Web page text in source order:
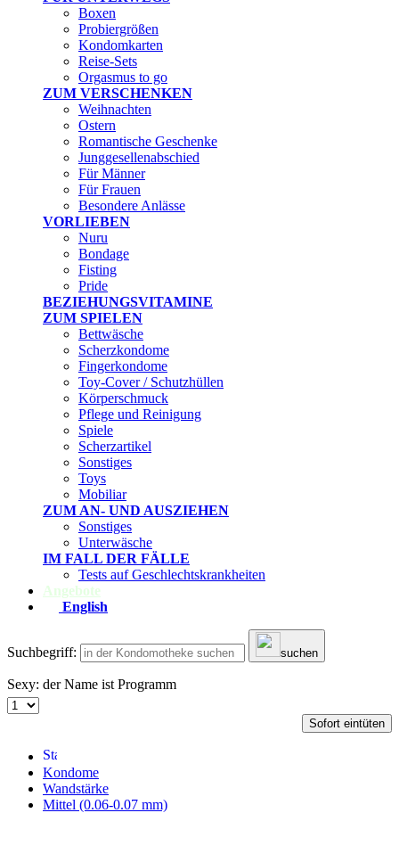
Boxen
Probiergrößen
Kondomkarten
Reise-Sets
Orgasmus to go
ZUM VERSCHENKEN
Weihnachten
Ostern
Romantische Geschenke
Junggesellenabschied
Für Männer
Für Frauen
Besondere Anlässe
VORLIEBEN
Nuru
Bondage
Fisting
Pride
BEZIEHUNGSVITAMINE
ZUM SPIELEN
Bettwäsche
Scherzkondome
Fingerkondome
Toy-Cover / Schutzhüllen
Körperschmuck
Pflege und Reinigung
Spiele
Scherzartikel
Sonstiges
Toys
Mobiliar
ZUM AN- UND AUSZIEHEN
Sonstiges
Unterwäsche
IM FALL DER FÄLLE
Tests auf Geschlechtskrankheiten
Angebote
English
Suchbegriff: suchen
Sexy: der Name ist Programm
Sofort eintüten
Kondome
Wandstärke
Mittel (0.06-0.07 mm)